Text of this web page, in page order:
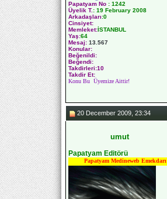
Papatyam No : 1242
Üyelik T.: 19 February 2008
Arkadaşları:0
Cinsiyet:
Memleket:İSTANBUL
Yaş:64
Mesaj: 13.567
Konular:
Beğenildi:
Beğendi:
Takdirleri:10
Takdir Et:
Konu Bu Üyemize Aittir!
20 December 2009, 23:34
umut
Papatyam Editörü
Papatyam Medineweb Emekdarı